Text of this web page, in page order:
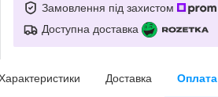
Замовлення під захистом
Доступна доставка
Доставка Оплата